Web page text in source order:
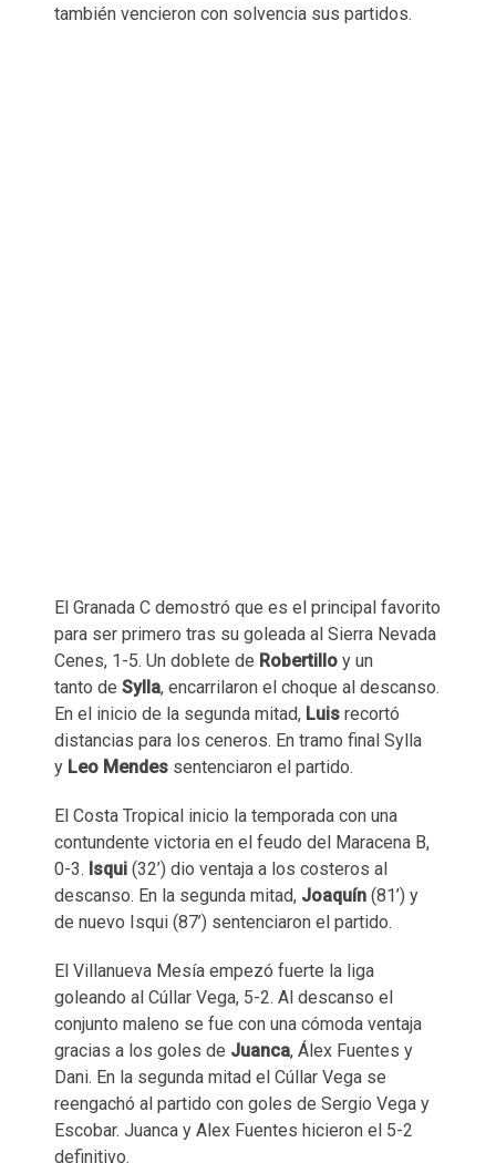
también vencieron con solvencia sus partidos.
El Granada C demostró que es el principal favorito
para ser primero tras su goleada al Sierra Nevada
Cenes, 1-5. Un doblete de Robertillo y un
tanto de Sylla, encarrilaron el choque al descanso.
En el inicio de la segunda mitad, Luis recortó
distancias para los ceneros. En tramo final Sylla
y Leo Mendes sentenciaron el partido.
El Costa Tropical inicio la temporada con una
contundente victoria en el feudo del Maracena B,
0-3. Isqui (32’) dio ventaja a los costeros al
descanso. En la segunda mitad, Joaquín (81’) y
de nuevo Isqui (87’) sentenciaron el partido.
El Villanueva Mesía empezó fuerte la liga
goleando al Cúllar Vega, 5-2. Al descanso el
conjunto maleno se fue con una cómoda ventaja
gracias a los goles de Juanca, Álex Fuentes y
Dani. En la segunda mitad el Cúllar Vega se
reengachó al partido con goles de Sergio Vega y
Escobar. Juanca y Alex Fuentes hicieron el 5-2
definitivo.